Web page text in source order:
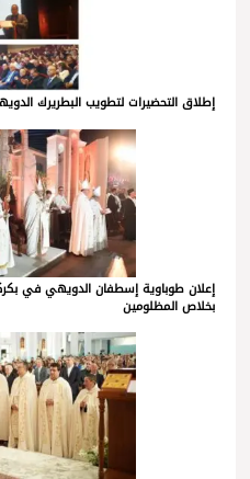
إطلاق التحضيرات لتطويب البطريرك
إعلان طوباوية إسطفان الدويهي في
بخلاص المظلومين